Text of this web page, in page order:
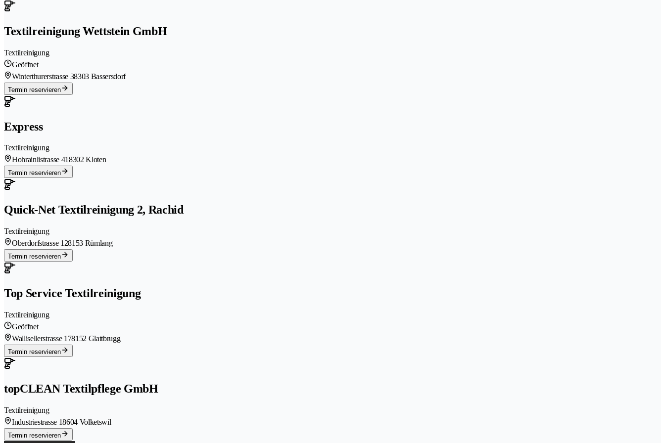
Textilreinigung Wettstein GmbH
Textilreinigung
Geöffnet
Winterthurerstrasse 38303 Bassersdorf
Termin reservieren
Express
Textilreinigung
Hohrainlistrasse 418302 Kloten
Termin reservieren
Quick-Net Textilreinigung 2, Rachid
Textilreinigung
Oberdorfstrasse 128153 Rümlang
Termin reservieren
Top Service Textilreinigung
Textilreinigung
Geöffnet
Wallisellerstrasse 178152 Glattbrugg
Termin reservieren
topCLEAN Textilpflege GmbH
Textilreinigung
Industriestrasse 18604 Volketswil
Termin reservieren